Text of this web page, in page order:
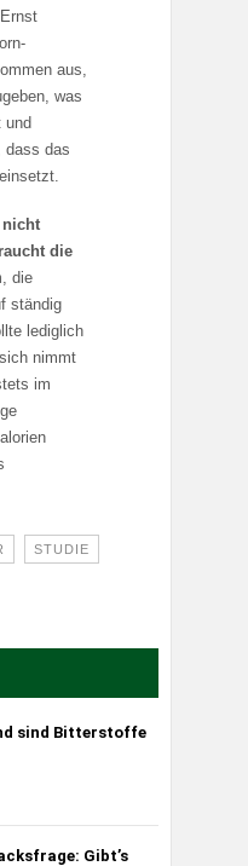
aus,
was
und
dass das
nicht
die
die
ständig
lediglich
nimmt
im
STUDIE
sind Bitterstoffe
Gibt’s